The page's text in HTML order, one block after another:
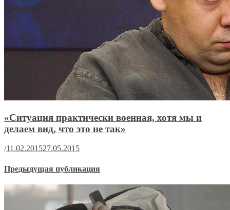
«Ситуация практически военная, хотя мы и
делаем вид, что это не так»
/11.02.201527.05.2015
Предыдущая публикация